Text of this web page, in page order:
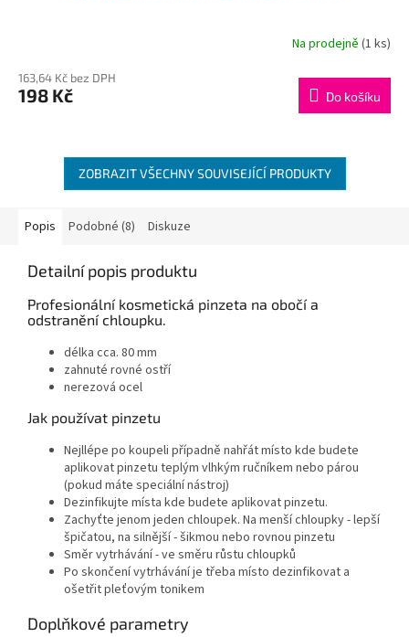
Na prodejně (1 ks)
163,64 Kč bez DPH
198 Kč Do košíku
ZOBRAZIT VŠECHNY SOUVISEJÍCÍ PRODUKTY
Popis Podobné (8) Diskuze
Detailní popis produktu
Profesionální kosmetická pinzeta na obočí a
odstranění chloupku.
délka cca. 80 mm
zahnuté rovné ostří
nerezová ocel
Jak používat pinzetu
Nejllépe po koupeli případně nahřát místo kde budete
aplikovat pinzetu teplým vlhkým ručníkem nebo párou
(pokud máte speciální nástroj)
Dezinfikujte místa kde budete aplikovat pinzetu.
Zachyťte jenom jeden chloupek. Na menší chloupky - lepší
špičatou, na silnější - šikmou nebo rovnou pinzetu
Směr vytrhávání - ve směru růstu chloupků
Po skončení vytrhávání je třeba místo dezinfikovat a
ošetřit pleťovým tonikem
Doplňkové parametry